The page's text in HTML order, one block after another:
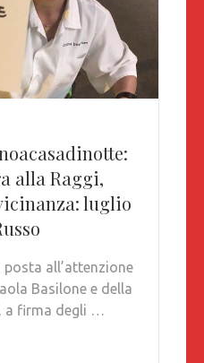
alla Raggi,
luglio
posta all’attenzione
Basilone e della
a firma degli …